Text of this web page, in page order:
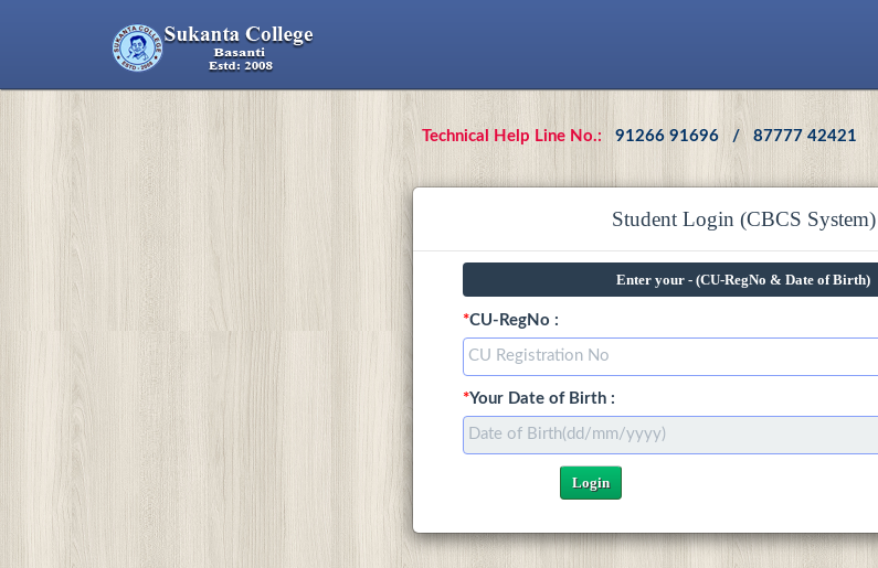
Technical Help Line No.: 91266 91696 / 87777 42421
Student Login (CBCS System)
Enter your - (CU-RegNo & Date of Birth)
*CU-RegNo :
*Your Date of Birth :